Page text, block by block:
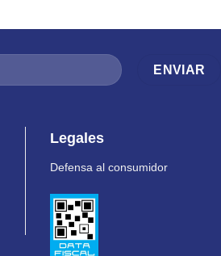
Legales
Defensa al consumidor